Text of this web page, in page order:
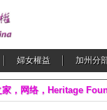
婦女權益 加州分
家，网络，Heritage